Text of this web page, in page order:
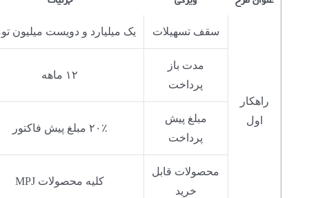
راهکار
اول
سقف تسهیلات یک میلیارد و دویست میلیون
مدت باز
پرداخت
۱۲ ماهه
مبلغ پیش
پرداخت
۲۰٪ مبلغ پیش فاکتور
محصولات قابل
خرید
کلیه محصولات MPJ